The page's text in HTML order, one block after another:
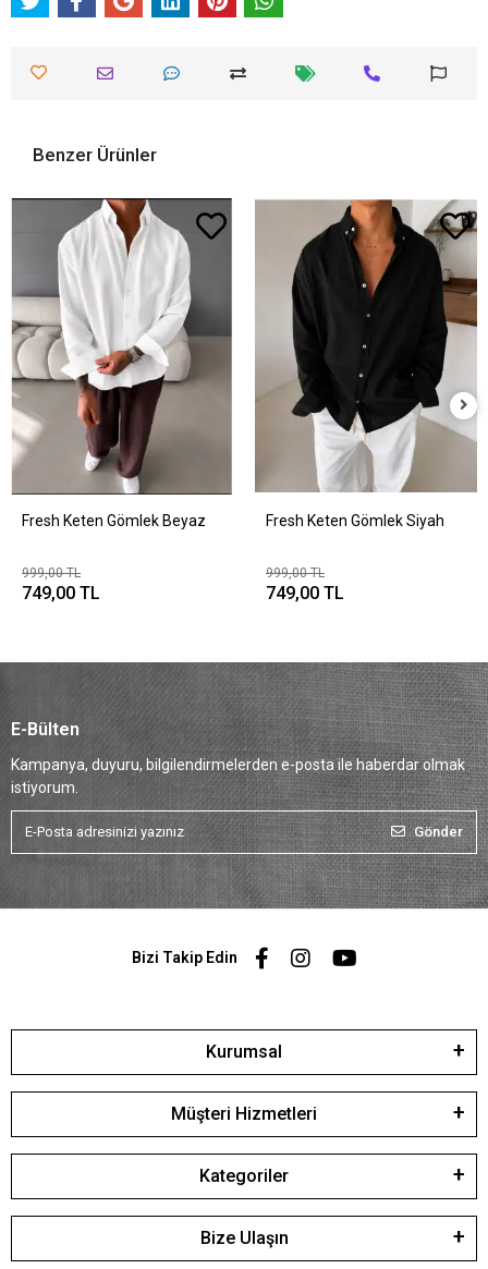
Benzer Ürünler
Fresh Keten Gömlek Beyaz
999,00 TL
749,00 TL
Fresh Keten Gömlek Siyah
999,00 TL
749,00 TL
E-Bülten
Kampanya, duyuru, bilgilendirmelerden e-posta ile haberdar olmak
istiyorum.
Gönder
Bizi Takip Edin
Kurumsal
Müşteri Hizmetleri
Kategoriler
Bize Ulaşın